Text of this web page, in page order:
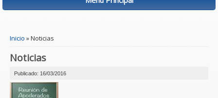
Inicio » Noticias
Noticias
Publicado: 16/03/2016